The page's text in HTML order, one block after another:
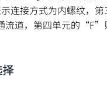
连接方式为内螺纹，
流道，第四单元的“F”